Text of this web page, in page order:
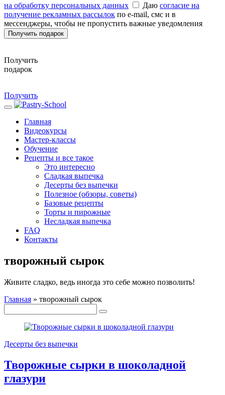
на обработку персональных данных
Даю согласие на
получение рекламных рассылок по e-mail, смс и в
мессенджеры, чтобы не пропустить важные уведомления
Получить подарок
Получить
подарок
Получить
Главная
Видеокурсы
Мастер-классы
Обучение
Рецепты и все такое
Это интересно
Сладкая выпечка
Десерты без выпечки
Полезное (обзоры, советы)
Базовые рецепты
Торты и пирожные
Несладкая выпечка
FAQ
Контакты
творожный сырок
Живите сладко, ведь иногда это себе можно позволить!
Главная » творожный сырок
Десерты без выпечки
Творожные сырки в шоколадной
глазури